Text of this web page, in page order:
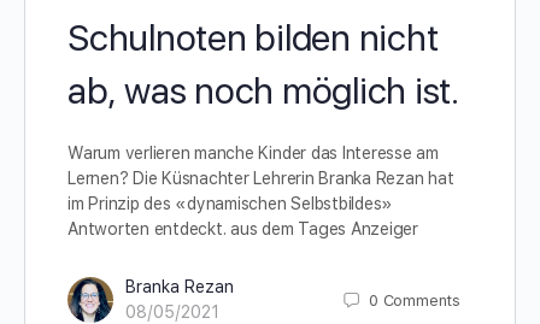
Schulnoten bilden nicht
ab, was noch möglich ist.
Warum verlieren manche Kinder das Interesse am
Lernen? Die Küsnachter Lehrerin Branka Rezan hat
im Prinzip des «dynamischen Selbstbildes»
Antworten entdeckt. aus dem Tages Anzeiger
Branka Rezan
08/05/2021
0 Comments